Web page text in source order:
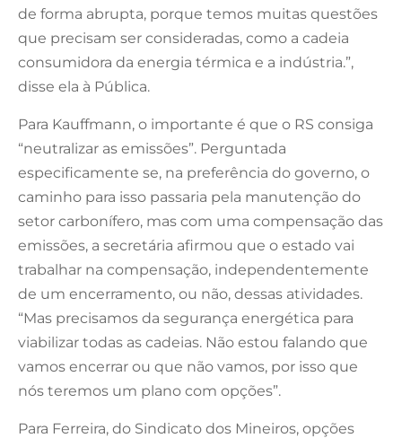
de forma abrupta, porque temos muitas questões
que precisam ser consideradas, como a cadeia
consumidora da energia térmica e a indústria.”,
disse ela à Pública.
Para Kauffmann, o importante é que o RS consiga
“neutralizar as emissões”. Perguntada
especificamente se, na preferência do governo, o
caminho para isso passaria pela manutenção do
setor carbonífero, mas com uma compensação das
emissões, a secretária afirmou que o estado vai
trabalhar na compensação, independentemente
de um encerramento, ou não, dessas atividades.
“Mas precisamos da segurança energética para
viabilizar todas as cadeias. Não estou falando que
vamos encerrar ou que não vamos, por isso que
nós teremos um plano com opções”.
Para Ferreira, do Sindicato dos Mineiros, opções